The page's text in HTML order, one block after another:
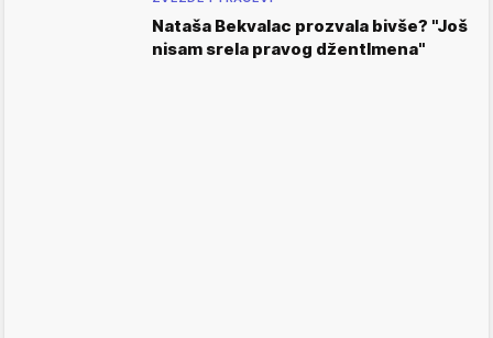
Nataša Bekvalac prozvala bivše? "Još
nisam srela pravog džentlmena"